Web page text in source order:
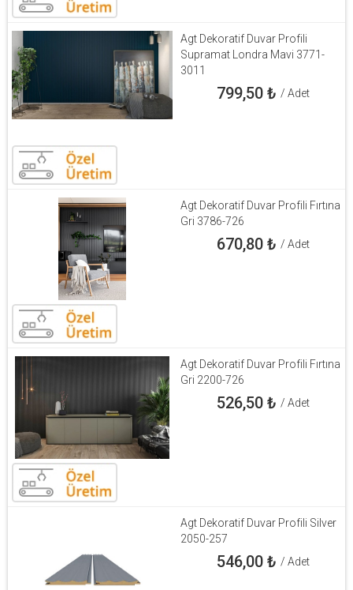
Agt Dekoratif Duvar Profili
Supramat Londra Mavi 3771-
3011
799,50₺ / Adet
Agt Dekoratif Duvar Profili Fırtına
Gri 3786-726
670,80₺ / Adet
Agt Dekoratif Duvar Profili Fırtına
Gri 2200-726
526,50₺ / Adet
Agt Dekoratif Duvar Profili Silver
2050-257
546,00₺ / Adet